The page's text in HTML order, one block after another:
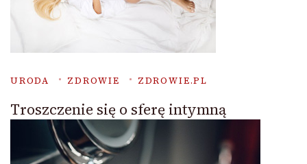
URODA ZDROWIE ZDROWIE.PL
Troszczenie się o sferę intymną